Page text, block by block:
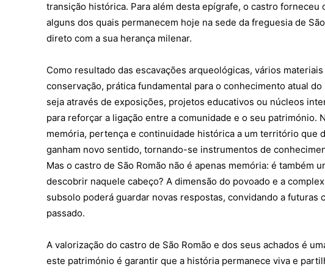
transição histórica. Para além desta epígrafe, o castro
alguns dos quais permanecem hoje na sede da freguesia de
direto com a sua herança milenar.
Como resultado das escavações arqueológicas, vários
conservação, prática fundamental para o conhecimento atual
seja através de exposições, projetos educativos ou núcleos
para reforçar a ligação entre a comunidade e o seu
memória, pertença e continuidade histórica a um território que
ganham novo sentido, tornando-se instrumentos de
Mas o castro de São Romão não é apenas memória: é
descobrir naquele cabeço? A dimensão do povoado e a
subsolo poderá guardar novas respostas, convidando a
passado.
A valorização do castro de São Romão e dos seus achados é
este património é garantir que a história permanece viva e